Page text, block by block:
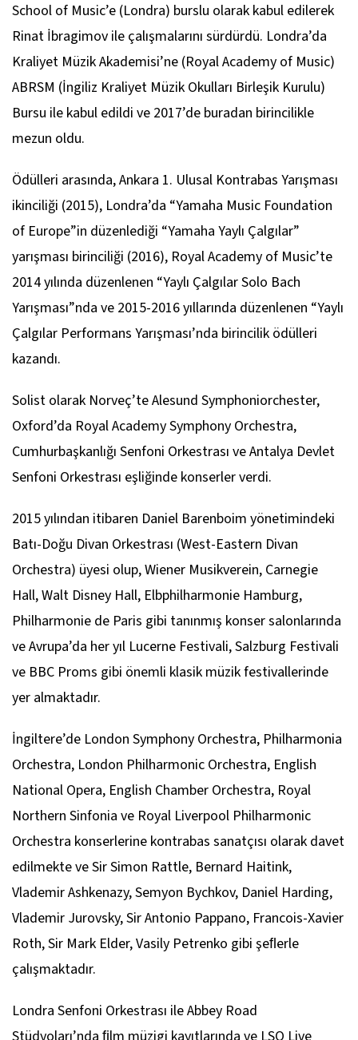
School of Music’e (Londra) burslu olarak kabul edilerek
Rinat İbragimov ile çalışmalarını sürdürdü. Londra’da
Kraliyet Müzik Akademisi’ne (Royal Academy of Music)
ABRSM (İngiliz Kraliyet Müzik Okulları Birleşik Kurulu)
Bursu ile kabul edildi ve 2017’de buradan birincilikle
mezun oldu.
Ödülleri arasında, Ankara 1. Ulusal Kontrabas Yarışması
ikinciliği (2015), Londra’da “Yamaha Music Foundation
of Europe”in düzenlediği “Yamaha Yaylı Çalgılar”
yarışması birinciliği (2016), Royal Academy of Music’te
2014 yılında düzenlenen “Yaylı Çalgılar Solo Bach
Yarışması”nda ve 2015-2016 yıllarında düzenlenen “Yaylı
Çalgılar Performans Yarışması’nda birincilik ödülleri
kazandı.
Solist olarak Norveç’te Alesund Symphoniorchester,
Oxford’da Royal Academy Symphony Orchestra,
Cumhurbaşkanlığı Senfoni Orkestrası ve Antalya Devlet
Senfoni Orkestrası eşliğinde konserler verdi.
2015 yılından itibaren Daniel Barenboim yönetimindeki
Batı-Doğu Divan Orkestrası (West-Eastern Divan
Orchestra) üyesi olup, Wiener Musikverein, Carnegie
Hall, Walt Disney Hall, Elbphilharmonie Hamburg,
Philharmonie de Paris gibi tanınmış konser salonlarında
ve Avrupa’da her yıl Lucerne Festivali, Salzburg Festivali
ve BBC Proms gibi önemli klasik müzik festivallerinde
yer almaktadır.
İngiltere’de London Symphony Orchestra, Philharmonia
Orchestra, London Philharmonic Orchestra, English
National Opera, English Chamber Orchestra, Royal
Northern Sinfonia ve Royal Liverpool Philharmonic
Orchestra konserlerine kontrabas sanatçısı olarak davet
edilmekte ve Sir Simon Rattle, Bernard Haitink,
Vlademir Ashkenazy, Semyon Bychkov, Daniel Harding,
Vlademir Jurovsky, Sir Antonio Pappano, Francois-Xavier
Roth, Sir Mark Elder, Vasily Petrenko gibi şeﬂerle
çalışmaktadır.
Londra Senfoni Orkestrası ile Abbey Road